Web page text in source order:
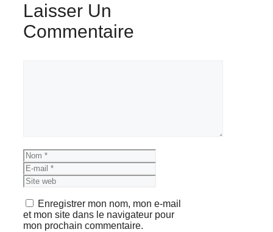
Laisser Un
Commentaire
Nom
mail
web
Enregistrer mon nom, mon e-mail
et mon site dans le navigateur pour
mon prochain commentaire.